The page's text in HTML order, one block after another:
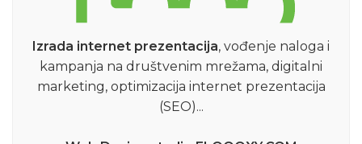
Izrada internet prezentacija, vođenje naloga i
kampanja na društvenim mrežama, digitalni
marketing, optimizacija internet prezentacija
(SEO)...